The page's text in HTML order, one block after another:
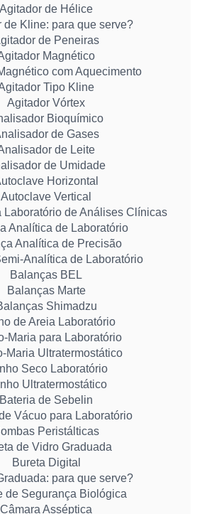
Agitador de Hélice
de Kline: para que serve?
de Peneiras
Magnético
com Aquecimento
Tipo Kline
Agitador Vórtex
Bioquímico
de Gases
de Leite
de Umidade
Horizontal
Autoclave Vertical
Laboratório de Análises Clínicas
Analítica de Laboratório
Analítica de Precisão
Analítica de Laboratório
Balanças BEL
Balanças Marte
Shimadzu
de Areia Laboratório
Maria para Laboratório
Maria Ultratermostático
Seco Laboratório
Ultratermostático
Bateria de Sebelin
Vácuo para Laboratório
Peristálticas
de Vidro Graduada
Bureta Digital
para que serve?
de Segurança Biológica
Câmara Asséptica